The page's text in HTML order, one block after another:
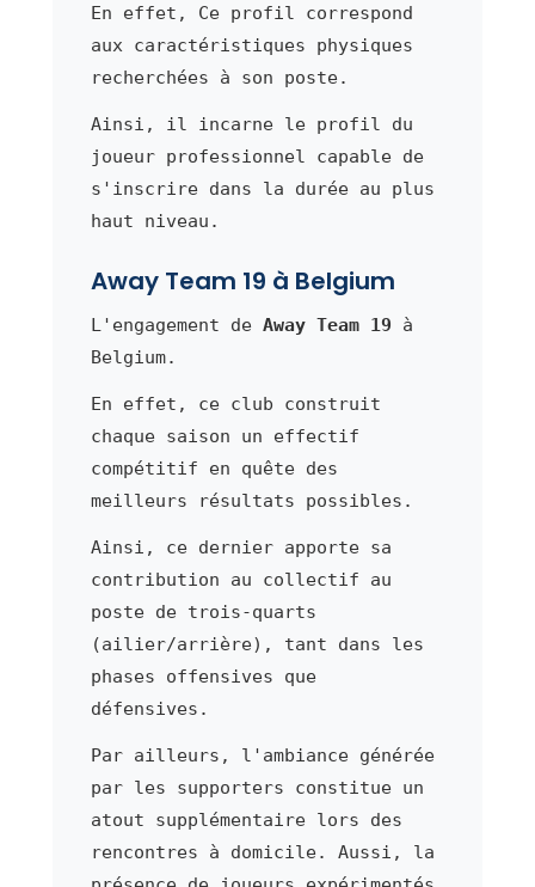
En effet, Ce profil correspond
aux caractéristiques physiques
recherchées à son poste.
Ainsi, il incarne le profil du
joueur professionnel capable de
s'inscrire dans la durée au plus
haut niveau.
Away Team 19 à Belgium
L'engagement de Away Team 19 à
Belgium.
En effet, ce club construit
chaque saison un effectif
compétitif en quête des
meilleurs résultats possibles.
Ainsi, ce dernier apporte sa
contribution au collectif au
poste de trois-quarts
(ailier/arrière), tant dans les
phases offensives que
défensives.
Par ailleurs, l'ambiance générée
par les supporters constitue un
atout supplémentaire lors des
rencontres à domicile. Aussi, la